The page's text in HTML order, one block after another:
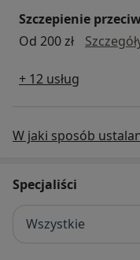
Szczepienie
Od 200 zł
+ 12 usług
W jaki sposób
Specjaliści
Wszystkie